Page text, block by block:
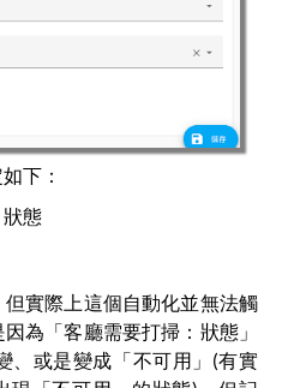
下：
態
實際上這個自動化並無法觸
為「客廳需要打掃：狀態」
、或是變成「不可用」(有實